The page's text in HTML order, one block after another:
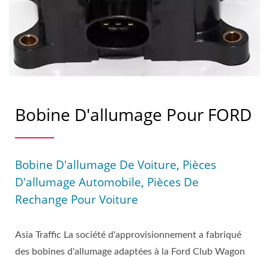
Bobine D'allumage Pour FORD
Bobine D'allumage De Voiture, Pièces
D'allumage Automobile, Pièces De
Rechange Pour Voiture
Asia Traffic La société d'approvisionnement a fabriqué
des bobines d'allumage adaptées à la Ford Club Wagon